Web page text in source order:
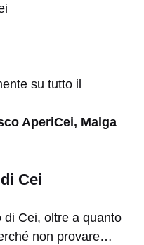
su tutto il
AperiCei, Malga
Cei
di Cei, oltre a quanto
non provare…